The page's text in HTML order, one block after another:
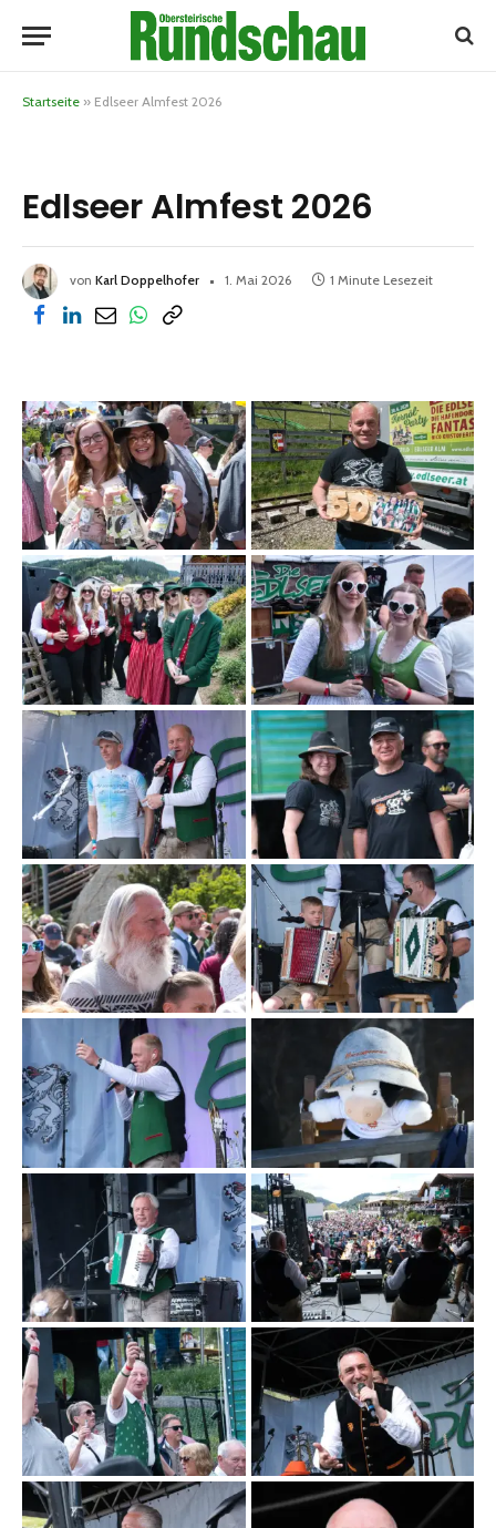
Startseite » Edlseer Almfest 2026
Edlseer Almfest 2026
von Karl Doppelhofer 1. Mai 2026 1 Minute Lesezeit